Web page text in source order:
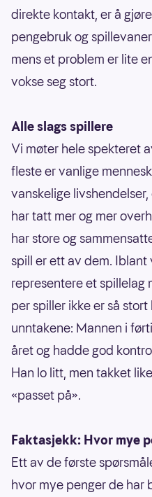
direkte kontakt, er å
pengebruk og
mens et problem er lite
vokse seg stort.
Alle slags spillere
Vi møter hele spekteret
fleste er vanlige
vanskelige
har tatt mer og mer
har store og
spill er ett av dem. Iblant
representere et spillelag
per spiller ikke er så
unntakene: Mannen i
året og hadde god
Han lo litt, men takket
«passet på».
Faktasjekk: Hvor mye
Ett av de første
hvor mye penger de har